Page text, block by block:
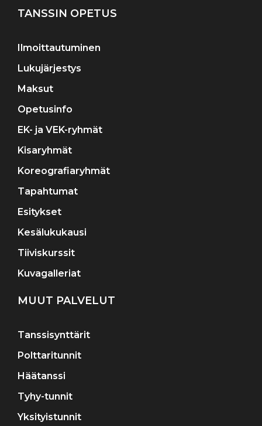
TANSSIN OPETUS
Ilmoittautuminen
Lukujärjestys
Maksut
Opetusinfo
EK- ja VEK-ryhmät
Kisaryhmät
Koreografiaryhmät
Tapahtumat
Esitykset
Kesälukukausi
Tiiviskurssit
Kuvagalleriat
MUUT PALVELUT
Tanssisynttärit
Polttaritunnit
Häätanssi
Tyhy-tunnit
Yksityistunnit